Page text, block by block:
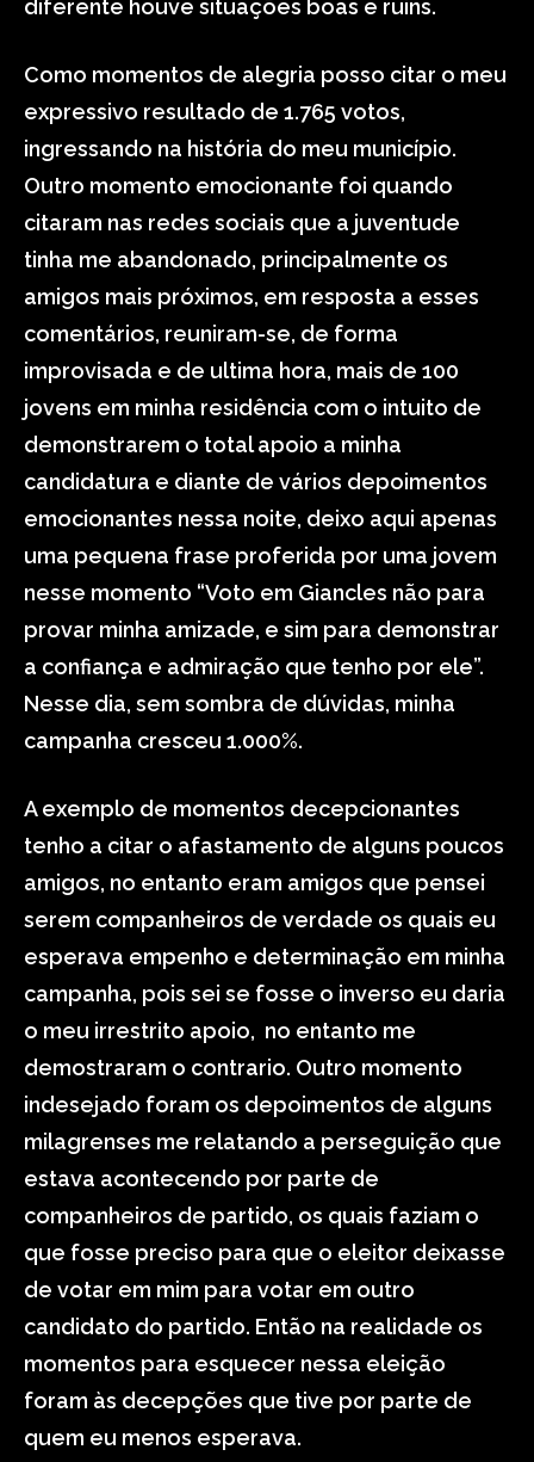
diferente houve situações boas e ruins.
Como momentos de alegria posso citar o meu
expressivo resultado de 1.765 votos,
ingressando na história do meu município.
Outro momento emocionante foi quando
citaram nas redes sociais que a juventude
tinha me abandonado, principalmente os
amigos mais próximos, em resposta a esses
comentários, reuniram-se, de forma
improvisada e de ultima hora, mais de 100
jovens em minha residência com o intuito de
demonstrarem o total apoio a minha
candidatura e diante de vários depoimentos
emocionantes nessa noite, deixo aqui apenas
uma pequena frase proferida por uma jovem
nesse momento “Voto em Giancles não para
provar minha amizade, e sim para demonstrar
a confiança e admiração que tenho por ele”.
Nesse dia, sem sombra de dúvidas, minha
campanha cresceu 1.000%.
A exemplo de momentos decepcionantes
tenho a citar o afastamento de alguns poucos
amigos, no entanto eram amigos que pensei
serem companheiros de verdade os quais eu
esperava empenho e determinação em minha
campanha, pois sei se fosse o inverso eu daria
o meu irrestrito apoio, no entanto me
demostraram o contrario. Outro momento
indesejado foram os depoimentos de alguns
milagrenses me relatando a perseguição que
estava acontecendo por parte de
companheiros de partido, os quais faziam o
que fosse preciso para que o eleitor deixasse
de votar em mim para votar em outro
candidato do partido. Então na realidade os
momentos para esquecer nessa eleição
foram às decepções que tive por parte de
quem eu menos esperava.